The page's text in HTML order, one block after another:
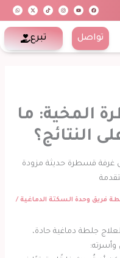
a
c
e
b
o
o
u
t
u
b
n
s
t
a
r
i
k
t
o
k
-
t
w
i
t
e
r
h
a
t
s
a
تواصل تبرع
المخية: ما
النتائج؟
فريق وحدة السكتة الدماغية/
لعلاج جلطة دماغية حادة،